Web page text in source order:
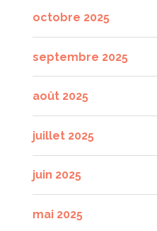
octobre 2025
septembre 2025
août 2025
juillet 2025
juin 2025
mai 2025